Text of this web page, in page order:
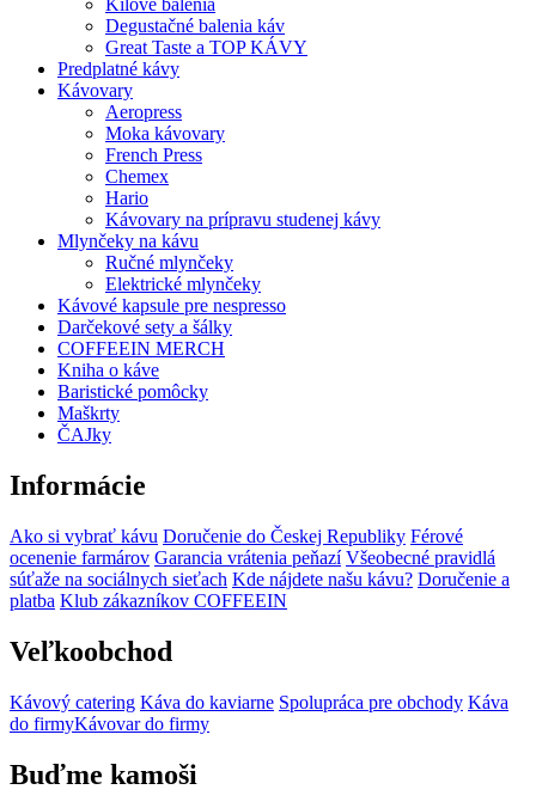
Kilové balenia
Degustačné balenia káv
Great Taste a TOP KÁVY
Predplatné kávy
Kávovary
Aeropress
Moka kávovary
French Press
Chemex
Hario
Kávovary na prípravu studenej kávy
Mlynčeky na kávu
Ručné mlynčeky
Elektrické mlynčeky
Kávové kapsule pre nespresso
Darčekové sety a šálky
COFFEEIN MERCH
Kniha o káve
Baristické pomôcky
Maškrty
ČAJky
Informácie
Ako si vybrať kávu Doručenie do Českej Republiky Férové
ocenenie farmárov Garancia vrátenia peňazí Všeobecné pravidlá
súťaže na sociálnych sieťach Kde nájdete našu kávu? Doručenie a
platba Klub zákazníkov COFFEEIN
Veľkoobchod
Kávový catering Káva do kaviarne Spolupráca pre obchody Káva
do firmyKávovar do firmy
Buďme kamoši